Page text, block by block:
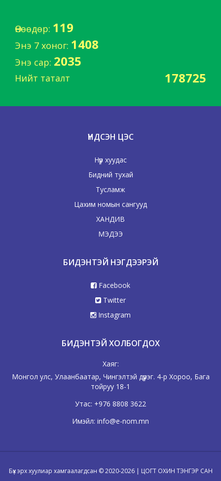
Өнөөдөр: 119
Энэ 7 хоног: 1408
Энэ сар: 2035
Нийт таталт 178725
ҮНДСЭН ЦЭС
Нүүр хуудас
Бидний тухай
Тусламж
Цахим номын сангууд
ХАНДИВ
МЭДЭЭ
БИДЭНТЭЙ НЭГДЭЭРЭЙ
Facebook
Twitter
Instagram
БИДЭНТЭЙ ХОЛБОГДОХ
Хаяг:
Монгол улс, Улаанбаатар, Чингэлтэй дүүрэг. 4-р Хороо, Бага
тойруу 18-1
Утас: +976 8808 3622
Имэйл: info@e-nom.mn
Бүх эрх хуулиар хамгаалагдсан © 2020-2026 | ЦОГТ ОХИН ТЭНГЭР САН